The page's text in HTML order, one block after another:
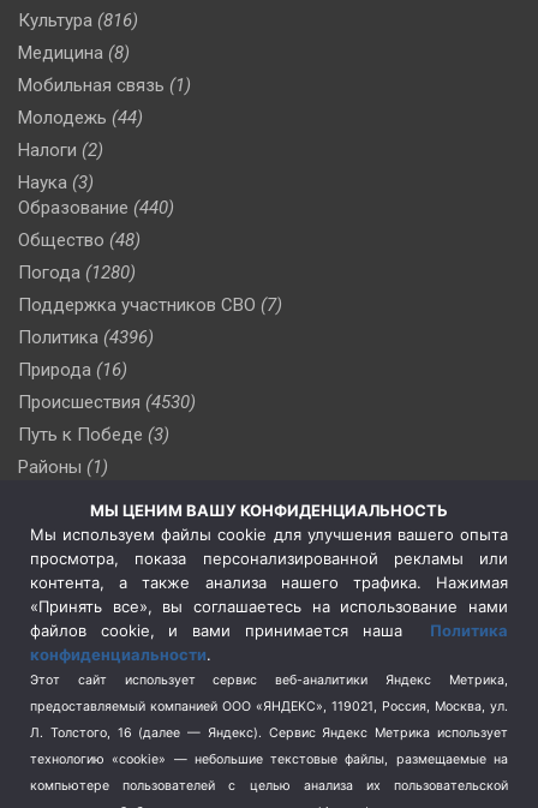
Культура (816)
Медицина (8)
Мобильная связь (1)
Молодежь (44)
Налоги (2)
Наука (3)
Образование (440)
Общество (48)
Погода (1280)
Поддержка участников СВО (7)
Политика (4396)
Природа (16)
Происшествия (4530)
Путь к Победе (3)
Районы (1)
(510)
Сельское хозяйство (3)
Социальная политика
(3)
Спецоперация в Украине
Спецоперация на Украине
(404)
Спорт (740)
Терроризм (1)
Транспорт (262)
Туризм (178)
МЫ ЦЕНИМ ВАШУ КОНФИДЕНЦИАЛЬНОСТЬ
Мы используем файлы cookie для улучшения вашего опыта
просмотра, показа персонализированной рекламы или
контента, а также анализа нашего трафика. Нажимая
«Принять все», вы соглашаетесь на использование нами
файлов cookie, и вами принимается наша Политика
конфиденциальности.
Этот сайт использует сервис веб-аналитики Яндекс Метрика,
предоставляемый компанией ООО «ЯНДЕКС», 119021, Россия, Москва, ул.
Л. Толстого, 16 (далее — Яндекс). Сервис Яндекс Метрика использует
технологию «cookie» — небольшие текстовые файлы, размещаемые на
компьютере пользователей с целью анализа их пользовательской